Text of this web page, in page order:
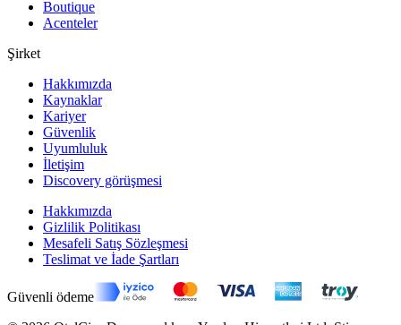
Boutique
Acenteler
Şirket
Hakkımızda
Kaynaklar
Kariyer
Güvenlik
Uyumluluk
İletişim
Discovery görüşmesi
Hakkımızda
Gizlilik Politikası
Mesafeli Satış Sözleşmesi
Teslimat ve İade Şartları
Güvenli ödeme